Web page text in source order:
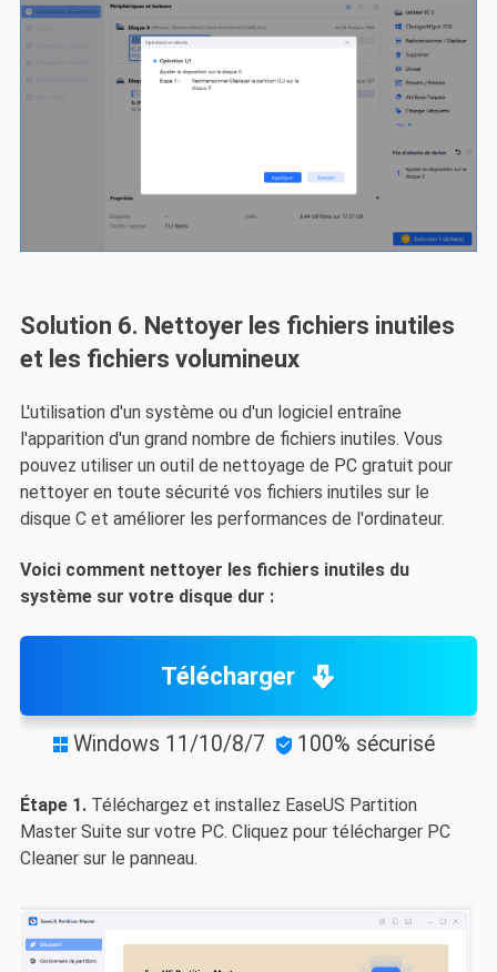
Solution 6. Nettoyer les fichiers inutiles
et les fichiers volumineux
L'utilisation d'un système ou d'un logiciel entraîne
l'apparition d'un grand nombre de fichiers inutiles. Vous
pouvez utiliser un outil de nettoyage de PC gratuit pour
nettoyer en toute sécurité vos fichiers inutiles sur le
disque C et améliorer les performances de l'ordinateur.
Voici comment nettoyer les fichiers inutiles du
système sur votre disque dur :
Télécharger
 Windows 11/10/8/7  100% sécurisé
Étape 1. Téléchargez et installez EaseUS Partition
Master Suite sur votre PC. Cliquez pour télécharger PC
Cleaner sur le panneau.